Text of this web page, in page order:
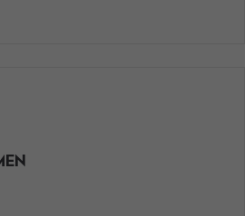
nascetur ridiculus mus.
nec.